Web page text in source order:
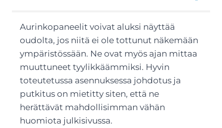
Aurinkopaneelit voivat aluksi näyttää
oudolta, jos niitä ei ole tottunut näkemään
ympäristössään. Ne ovat myös ajan mittaa
muuttuneet tyylikkäämmiksi. Hyvin
toteutetussa asennuksessa johdotus ja
putkitus on mietitty siten, että ne
herättävät mahdollisimman vähän
huomiota julkisivussa.